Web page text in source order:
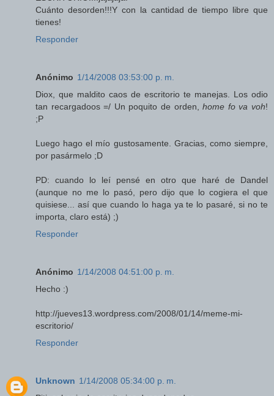
Cuánto desorden!!!Y con la cantidad de tiempo libre que
tienes!
Responder
Anónimo 1/14/2008 03:53:00 p. m.
Diox, que maldito caos de escritorio te manejas. Los odio
tan recargadoos =/ Un poquito de orden,home fo va voh!
;P
Luego hago el mío gustosamente. Gracias, como siempre,
por pasármelo ;D
PD: cuando lo leí pensé en otro que haré de Dandel
(aunque no me lo pasó, pero dijo que lo cogiera el que
quisiese... así que cuando lo haga ya te lo pasaré, si no te
importa, claro está) ;)
Responder
Anónimo 1/14/2008 04:51:00 p. m.
Hecho :)
http://jueves13.wordpress.com/2008/01/14/meme-mi-
escritorio/
Responder
Unknown 1/14/2008 05:34:00 p. m.